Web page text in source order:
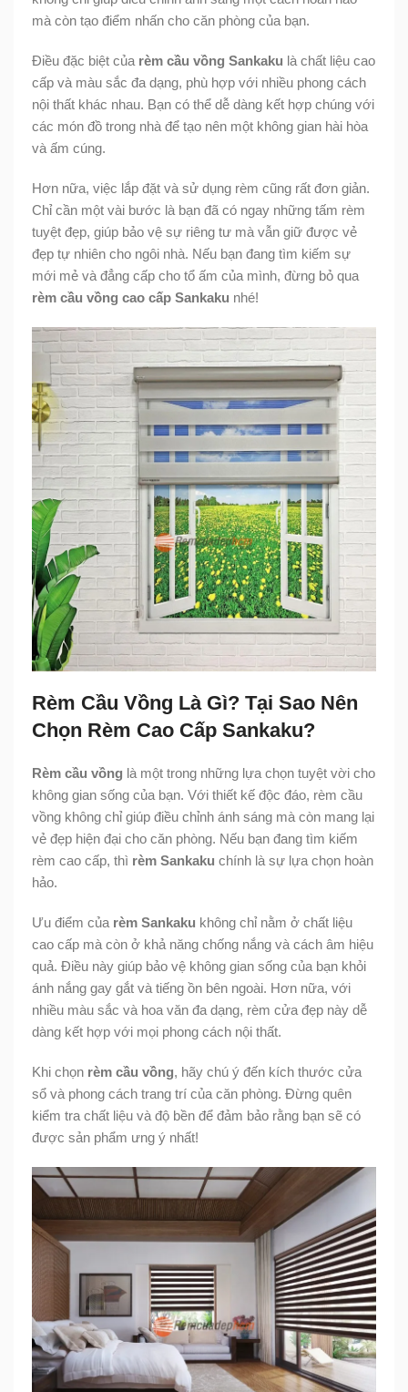
mà còn tạo điểm nhấn cho căn phòng của bạn.
Điều đặc biệt của rèm cầu vồng Sankaku là chất liệu cao
cấp và màu sắc đa dạng, phù hợp với nhiều phong cách
nội thất khác nhau. Bạn có thể dễ dàng kết hợp chúng với
các món đồ trong nhà để tạo nên một không gian hài hòa
và ấm cúng.
Hơn nữa, việc lắp đặt và sử dụng rèm cũng rất đơn giản.
Chỉ cần một vài bước là bạn đã có ngay những tấm rèm
tuyệt đẹp, giúp bảo vệ sự riêng tư mà vẫn giữ được vẻ
đẹp tự nhiên cho ngôi nhà. Nếu bạn đang tìm kiếm sự
mới mẻ và đẳng cấp cho tổ ấm của mình, đừng bỏ qua
rèm cầu vồng cao cấp Sankaku nhé!
Rèm Cầu Vồng Là Gì? Tại Sao Nên
Chọn Rèm Cao Cấp Sankaku?
Rèm cầu vồng là một trong những lựa chọn tuyệt vời cho
không gian sống của bạn. Với thiết kế độc đáo, rèm cầu
vồng không chỉ giúp điều chỉnh ánh sáng mà còn mang lại
vẻ đẹp hiện đại cho căn phòng. Nếu bạn đang tìm kiếm
rèm cao cấp, thì rèm Sankaku chính là sự lựa chọn hoàn
hảo.
Ưu điểm của rèm Sankaku không chỉ nằm ở chất liệu
cao cấp mà còn ở khả năng chống nắng và cách âm hiệu
quả. Điều này giúp bảo vệ không gian sống của bạn khỏi
ánh nắng gay gắt và tiếng ồn bên ngoài. Hơn nữa, với
nhiều màu sắc và hoa văn đa dạng, rèm cửa đẹp này dễ
dàng kết hợp với mọi phong cách nội thất.
Khi chọn rèm cầu vồng, hãy chú ý đến kích thước cửa
sổ và phong cách trang trí của căn phòng. Đừng quên
kiểm tra chất liệu và độ bền để đảm bảo rằng bạn sẽ có
được sản phẩm ưng ý nhất!